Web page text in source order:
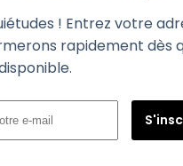
! Entrez votre
rapidement dès